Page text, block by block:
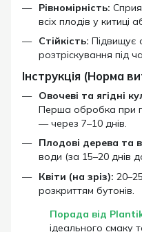
Рівномірність:
всіх плодів у китиці
Стійкість: Підвищує
розтріскування під
Інструкція (Норма
Овочеві та ягідні
Перша обробка при
— через 7–10 днів.
Плодові дерева та
води (за 15–20 днів
Квіти (на зріз):
розкриттям бутонів.
Порада від
ідеального смаку